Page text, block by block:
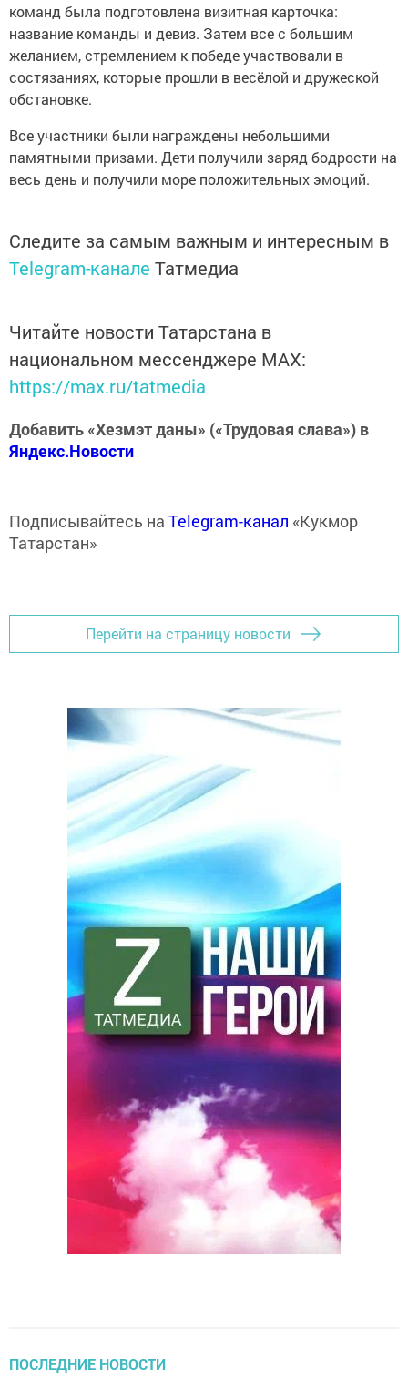
команд была подготовлена визитная карточка:
название команды и девиз. Затем все с большим
желанием, стремлением к победе участвовали в
состязаниях, которые прошли в весёлой и дружеской
обстановке.
Все участники были награждены небольшими
памятными призами. Дети получили заряд бодрости на
весь день и получили море положительных эмоций.
Следите за самым важным и интересным в
Telegram-канале Татмедиа
Читайте новости Татарстана в
национальном мессенджере MАХ:
https://max.ru/tatmedia
Добавить «Хезмэт даны» («Трудовая слава») в
Яндекс.Новости
Подписывайтесь на Telegram-канал «Кукмор
Татарстан»
Перейти на страницу новости
ПОСЛЕДНИЕ НОВОСТИ